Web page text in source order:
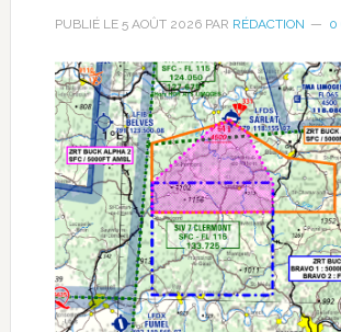
PUBLIÉ LE 5 AOÛT 2026PAR RÉDACTION 0